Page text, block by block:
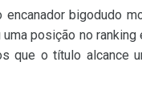
bigodudo
posição no
que o título alcance